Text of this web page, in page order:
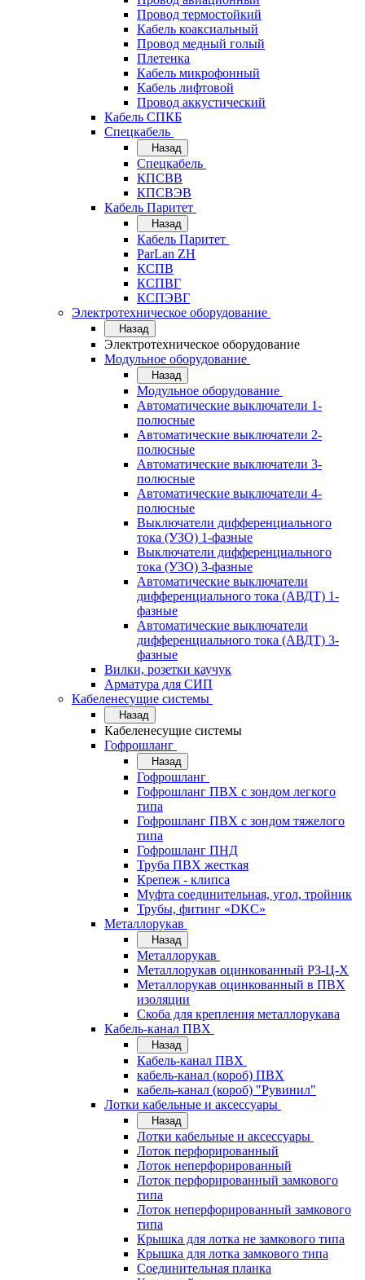
Провод термостойкий
Кабель коаксиальный
Провод медный голый
Плетенка
Кабель микрофонный
Кабель лифтовой
Провод аккустический
Кабель СПКБ
Спецкабель
Назад
Спецкабель
КПСВВ
КПСВЭВ
Кабель Паритет
Назад
Кабель Паритет
ParLan ZH
КСПВ
КСПВГ
КСПЭВГ
Электротехническое оборудование
Назад
Электротехническое оборудование
Модульное оборудование
Назад
Модульное оборудование
Автоматические выключатели 1-
полюсные
Автоматические выключатели 2-
полюсные
Автоматические выключатели 3-
полюсные
Автоматические выключатели 4-
полюсные
Выключатели дифференциального
тока (УЗО) 1-фазные
Выключатели дифференциального
тока (УЗО) 3-фазные
Автоматические выключатели
дифференциального тока (АВДТ) 1-
фазные
Автоматические выключатели
дифференциального тока (АВДТ) 3-
фазные
Вилки, розетки каучук
Арматура для СИП
Кабеленесущие системы
Назад
Кабеленесущие системы
Гофрошланг
Назад
Гофрошланг
Гофрошланг ПВХ с зондом легкого
типа
Гофрошланг ПВХ с зондом тяжелого
типа
Гофрошланг ПНД
Труба ПВХ жесткая
Крепеж - клипса
Муфта соединительная, угол, тройник
Трубы, фитинг «DKC»
Металлорукав
Назад
Металлорукав
Металлорукав оцинкованный РЗ-Ц-Х
Металлорукав оцинкованный в ПВХ
изоляции
Скоба для крепления металлорукава
Кабель-канал ПВХ
Назад
Кабель-канал ПВХ
кабель-канал (короб) ПВХ
кабель-канал (короб) "Рувинил"
Лотки кабельные и аксессуары
Назад
Лотки кабельные и аксессуары
Лоток перфорированный
Лоток неперфорированный
Лоток перфорированный замкового
типа
Лоток неперфорированный замкового
типа
Крышка для лотка не замкового типа
Крышка для лотка замкового типа
Соединительная планка